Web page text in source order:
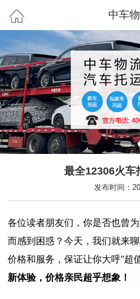
中车
最全12306火车
发布时间：
各位读者朋友们，你是否也曾
而感到困惑？今天，我们就来
价格和服务，保证让你大呼“超
新体验，价格亲民超乎想象！